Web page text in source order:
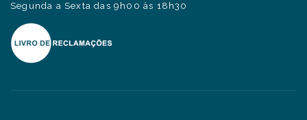
Segunda a Sexta das 9h00 às 18h30